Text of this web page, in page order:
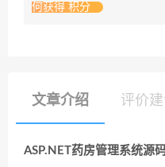
何获得 积分
文章介绍 评价建
ASP.NET药房管理系统源